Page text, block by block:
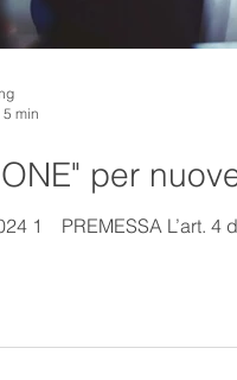
per
1 PREMESSA L’art. 4
5 min